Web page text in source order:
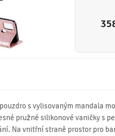
s vylisovaným mandala
pružné silikonové vaničky s
Na vnitřní straně prostor pro